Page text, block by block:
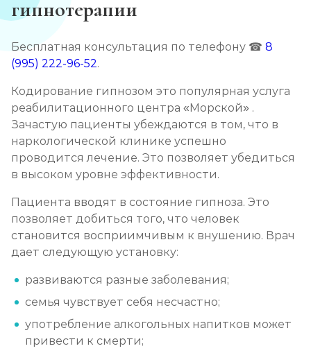
от 3 600 ₽
Кодирование от алкоголизма
Кодирование на дому
Записаться
Кодирование дисульфирамом
от 2 500 ₽ Записаться
Кодирование Аквилонгом
от 2 850 ₽
Кодирование Алгоминалом
от 2 500 ₽ Записаться
гипнотерапии
Бесплатная консультация по телефону ☎ 8
(995) 222-96-52.
Кодирование гипнозом это популярная услуга
реабилитационного центра «Морской» .
Зачастую пациенты убеждаются в том, что в
наркологической клинике успешно
проводится лечение. Это позволяет убедиться
в высоком уровне эффективности.
Пациента вводят в состояние гипноза. Это
позволяет добиться того, что человек
становится восприимчивым к внушению. Врач
дает следующую установку:
развиваются разные заболевания;
семья чувствует себя несчастно;
употребление алкогольных напитков может
привести к смерти;